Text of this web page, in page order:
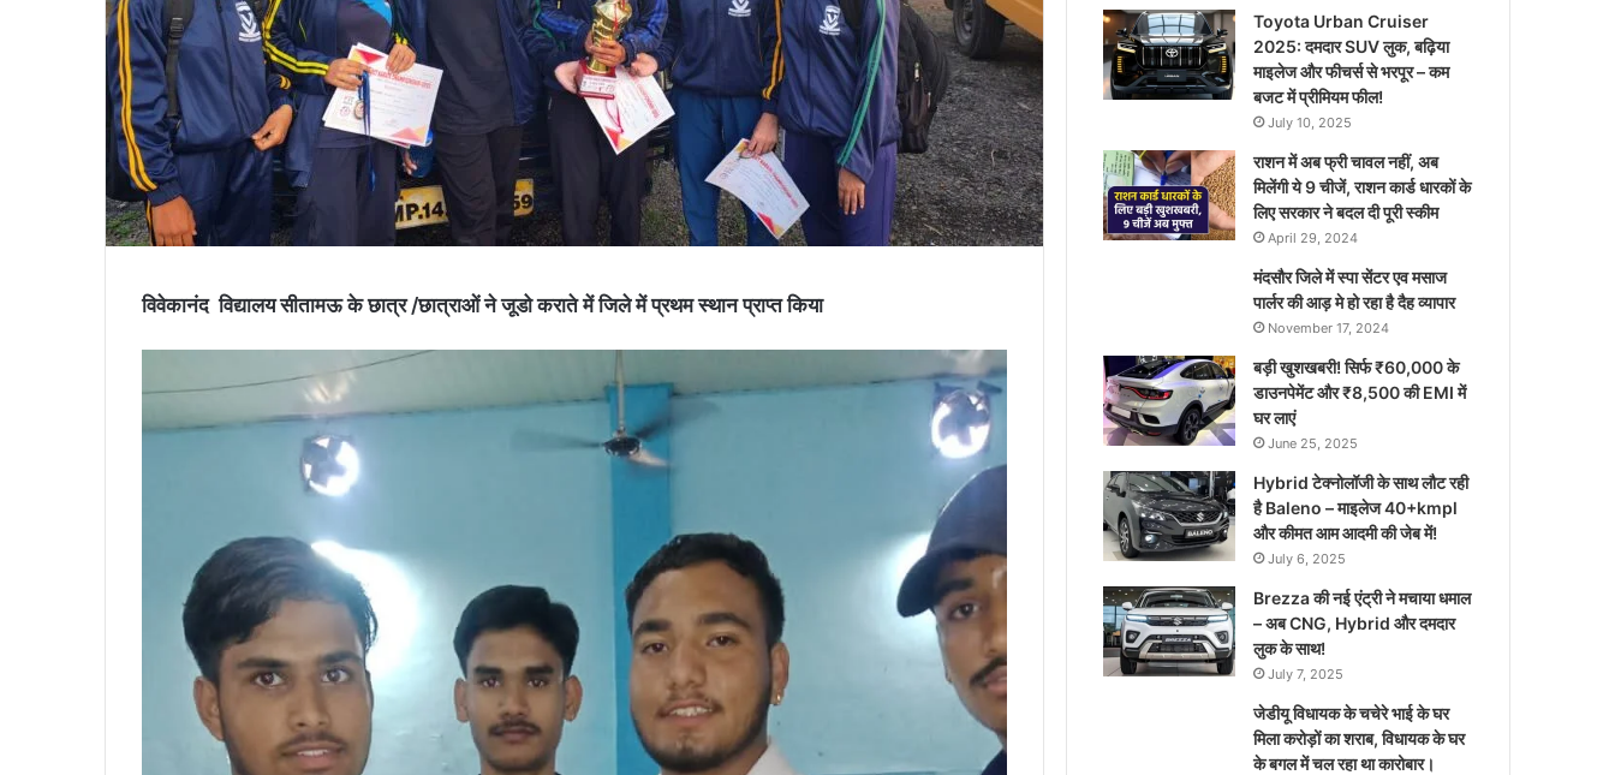
विवेकानंद विद्यालय सीतामऊ के छात्र /छात्राओं ने जूडो कराते में जिले में प्रथम स्थान प्राप्त किया
Toyota Urban Cruiser
2025: दमदार SUV लुक, बढ़िया
माइलेज और फीचर्स से भरपूर – कम
बजट में प्रीमियम फील!
July 10, 2025
राशन में अब फ्री चावल नहीं, अब
मिलेंगी ये 9 चीजें, राशन कार्ड धारकों के
लिए सरकार ने बदल दी पूरी स्कीम
April 29, 2024
मंदसौर जिले में स्पा सेंटर एव मसाज
पार्लर की आड़ मे हो रहा है दैह व्यापार
November 17, 2024
बड़ी खुशखबरी! सिर्फ ₹60,000 के
डाउनपेमेंट और ₹8,500 की EMI में
घर लाएं
June 25, 2025
Hybrid टेक्नोलॉजी के साथ लौट रही
है Baleno – माइलेज 40+kmpl
और कीमत आम आदमी की जेब में!
July 6, 2025
Brezza की नई एंट्री ने मचाया धमाल
– अब CNG, Hybrid और दमदार
लुक के साथ!
July 7, 2025
जेडीयू विधायक के चचेरे भाई के घर
मिला करोड़ों का शराब, विधायक के घर
के बगल में चल रहा था कारोबार।